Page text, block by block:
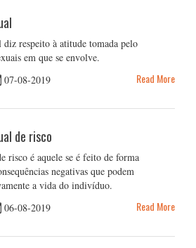
respeito à atitude tomada pelo
em que se envolve.
07-08-2019 Read More
de risco
risco é aquele se é feito de forma
negativas que podem
a vida do indivíduo.
06-08-2019 Read More